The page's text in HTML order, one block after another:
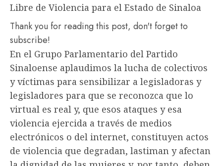
Libre de Violencia para el Estado de Sinaloa
Thank you for reading this post, don't forget to
subscribe!
En el Grupo Parlamentario del Partido
Sinaloense aplaudimos la lucha de colectivos
y víctimas para sensibilizar a legisladoras y
legisladores para que se reconozca que lo
virtual es real y, que esos ataques y esa
violencia ejercida a través de medios
electrónicos o del internet, constituyen actos
de violencia que degradan, lastiman y afectan